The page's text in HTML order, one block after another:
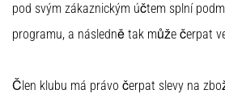
1 мин. четене
Nike
6
pod svým zákaznickým účtem splní
programu, a následně tak může čerpat
Člen klubu má právo čerpat slevy na